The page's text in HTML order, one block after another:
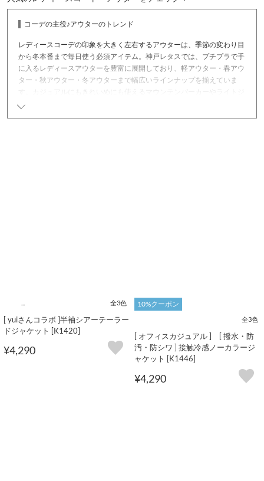
コーデの主役♪アウターのトレンド
レディースコーデの印象を大きく左右するアウターは、季節の変わり目
から冬本番まで毎日使う必須アイテム。神戸レタスでは、プチプラで手
に入るレディースアウターを豊富に展開しており、軽アウター・春アウ
ター・秋アウター・冬アウターまで幅広いラインナップを揃えていま
ャケットは防風性と軽さを兼ね備え、デイリー使いに最適で、春アウタ
クション。あなたのスタイルにぴったりの一枚がきっと見つかります。
全3色
[ yuiさんコラボ ]半袖シアーテーラー
ドジャケット [K1420]
¥4,290
10%クーポン
全3色
[ オフィスカジュアル ] [ 撥水・防
汚・防シワ ] 接触冷感ノーカラージ
ャケット [K1446]
¥4,290